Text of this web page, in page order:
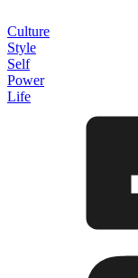
Culture
Style
Self
Power
Life